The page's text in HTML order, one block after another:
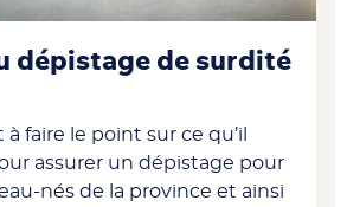
dépistage de surdité
à faire le point sur ce qu’il
assurer un dépistage pour
nés de la province et ainsi